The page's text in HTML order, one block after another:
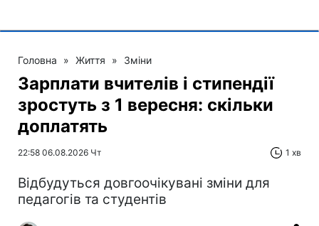
Головна » Життя » Зміни
Зарплати вчителів і стипендії
зростуть з 1 вересня: скільки
доплатять
22:58 06.08.2026 Чт 1 хв
Відбудуться довгоочікувані зміни для
педагогів та студентів